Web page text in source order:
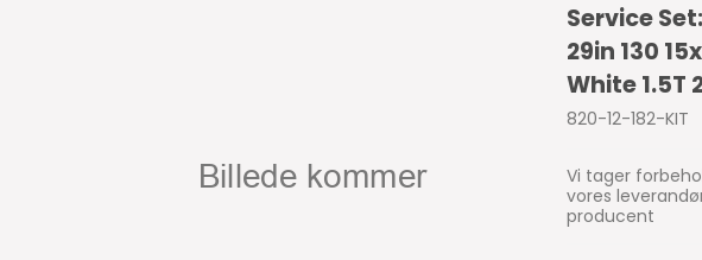
Service
29in 130
White 1.5T
820-12-182-KIT
Vi tager
vores
producent